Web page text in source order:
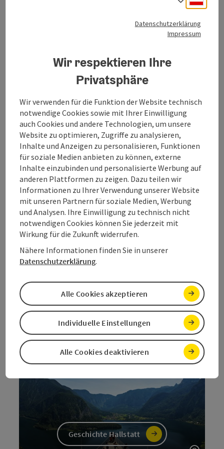
Geschichte Goisern
Geschichte Gosau
Komm mit auf eine Reise bis zu 250 Mio Jahre zurück.
Entdecke die Geschichten unserer Welterbeorte und
verstehe die Hintergründe des JETZT. Aus der
Geschichte entsteht Kultur, Tradition und Brauchtum.
Aus der Geschichte entsteht das Welterbe.
Geschichte Hallstatt
Datenschutzerklärung
Impressum
Wir respektieren Ihre
Privatsphäre
Wir verwenden für die Funktion der Website technisch
notwendige Cookies sowie mit Ihrer Einwilligung
auch Cookies und andere Technologien, um unsere
Website zu optimieren, Zugriffe zu analysieren,
Inhalte und Anzeigen zu personalisieren, Funktionen
für soziale Medien anbieten zu können, externe
Inhalte einzubinden und personalisierte Werbung auf
anderen Plattformen zu zeigen. Dazu teilen wir
Informationen zu Ihrer Verwendung unserer Website
mit unseren Partnern für soziale Medien, Werbung
und Analysen. Ihre Einwilligung zu technisch nicht
notwendigen Cookies können Sie jederzeit mit
Wirkung für die Zukunft widerrufen.
Nähere Informationen finden Sie in unserer
Datenschutzerklärung.
Alle Cookies deaktivieren
Individuelle Einstellungen
Alle Cookies akzeptieren